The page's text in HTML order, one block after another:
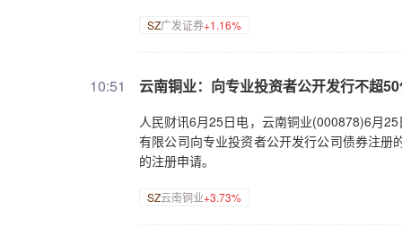
SZ广发证券+1.16%
10:51 云南铜业：向专业投资者公开发行不超
人民财讯6月25日电，云南铜业(000878)6月
有限公司向专业投资者公开发行公司债券注
的注册申请。
SZ云南铜业+3.73%